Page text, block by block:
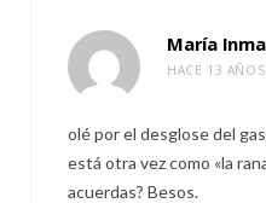
María
HACE 13 AÑOS
olé por el desglose del
está otra vez como «la
acuerdas? Besos.